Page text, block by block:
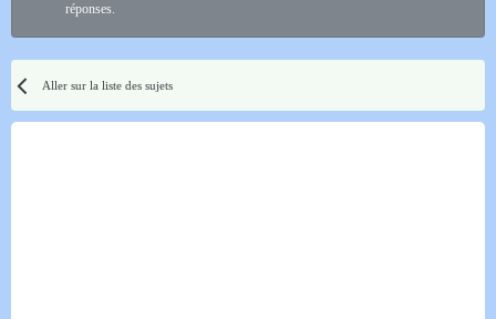
réponses.
Aller sur la liste des sujets